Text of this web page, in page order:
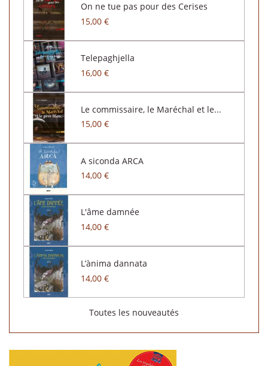
On ne tue pas pour des Cerises
15,00 €
Telepaghjella
16,00 €
Le commissaire, le Maréchal et le...
15,00 €
A siconda ARCA
14,00 €
L'âme damnée
14,00 €
L’ànima dannata
14,00 €
Toutes les nouveautés